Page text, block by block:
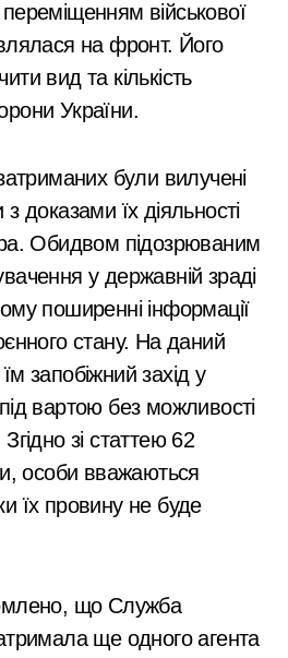
військової
на фронт. Його
вид та кількість
України.
були вилучені
доказами їх діяльності
Обидвом підозрюваним
у державній зраді
поширенні інформації
стану. На даний
запобіжний захід у
вартою без можливості
зі статтею 62
особи вважаються
їх провину не буде
що Служба
ще одного агента